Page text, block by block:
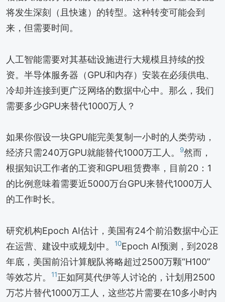
将发生深刻（且快速）的转型。这种转变可能会到
来，但需要时间。
人工智能需要对其基础设施进行大规模且持续的投
资。半导体服务器（GPU和内存）安装在必须供电、
冷却并连接到更广泛网络的数据中心中。那么，我们
需要多少GPU来替代1000万人？
如果你假设一块GPU能完美复制一小时的人类劳动，
经济只需240万GPU就能替代1000万工人。
9然而，
根据知识工作者的工资和GPU租赁费率，目前20：1
的比例意味着需要近5000万台GPU来替代1000万人
的工作时长。
研究机构Epoch AI估计，美国有24个前沿数据中心正
在运营、建设中或规划中。
10Epoch AI预测，到2028
年底，美国前沿计算舰队将略超过2500万颗“H100”
等效芯片。
11正如阿莫代伊等人讨论的，计划用2500
万芯片替代1000万工人，这些芯片需要在10多小时内